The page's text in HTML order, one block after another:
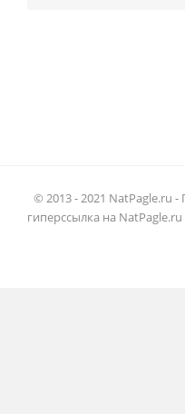
© 2013 - 2021 NatPagle.ru
гиперссылка на